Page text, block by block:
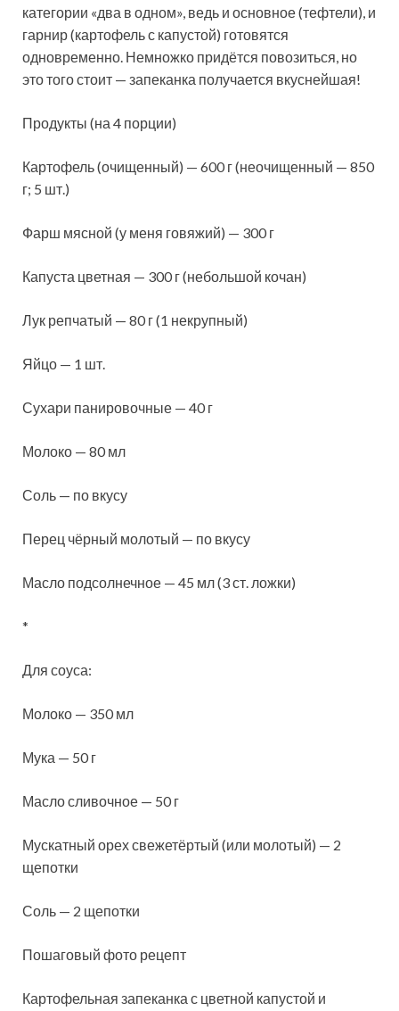
категории «два в одном», ведь и основное (тефтели), и
гарнир (картофель с капустой) готовятся
одновременно. Немножко придётся повозиться, но
это того стоит — запеканка получается вкуснейшая!
Продукты (на 4 порции)
Картофель (очищенный) — 600 г (неочищенный — 850
г; 5 шт.)
Фарш мясной (у меня говяжий) — 300 г
Капуста цветная — 300 г (небольшой кочан)
Лук репчатый — 80 г (1 некрупный)
Яйцо — 1 шт.
Сухари панировочные — 40 г
Молоко — 80 мл
Соль — по вкусу
Перец чёрный молотый — по вкусу
Масло подсолнечное — 45 мл (3 ст. ложки)
*
Для соуса:
Молоко — 350 мл
Мука — 50 г
Масло сливочное — 50 г
Мускатный орех свежетёртый (или молотый) — 2
щепотки
Соль — 2 щепотки
Пошаговый фото рецепт
Картофельная запеканка с цветной капустой и